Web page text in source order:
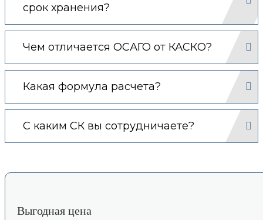
срок хранения?
Чем отличается ОСАГО от КАСКО?
Какая формула расчета?
С каким СК вы сотрудничаете?
Выгодная цена